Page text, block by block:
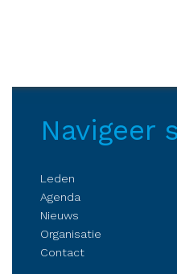
Navigeer
Leden
Agenda
Nieuws
Organisatie
Contact